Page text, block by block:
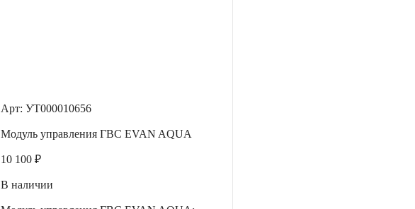
Арт: УТ000010656
Модуль управления ГВС EVAN AQUA
10 100 ₽
В наличии